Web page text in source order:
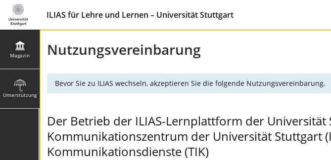
ILIAS für Lehre und Lernen – Universität Stuttgart
Magazin
Unterstützung
Nutzungsvereinbarung
Bevor Sie zu ILIAS wechseln, akzeptieren Sie die folgende Nutzungsvereinbarung.
Der Betrieb der ILIAS-Lernplattform der
Kommunikationszentrum der Universität Stuttgart
Kommunikationsdienste (TIK)